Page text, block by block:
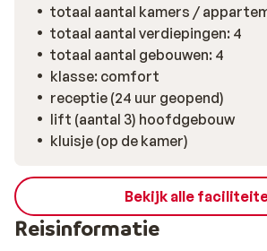
totaal aantal kamers /
totaal aantal verdiepingen: 4
totaal aantal gebouwen: 4
klasse: comfort
receptie (24 uur geopend)
lift (aantal 3) hoofdgebouw
kluisje (op de kamer)
Bekijk alle
Reisinformatie